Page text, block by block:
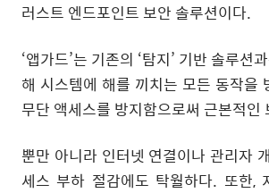
러스트 엔드포인트 보안 솔루션이다.
‘앱가드’는 기존의 ‘탐지’ 기반 솔루
해 시스템에 해를 끼치는 모든 동작을
무단 액세스를 방지함으로써 근본적인
뿐만 아니라 인터넷 연결이나 관리자
세스 부하 절감에도 탁월하다. 또한,